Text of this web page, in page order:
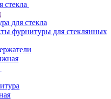
стекла
для стекла
фурнитуры для стеклянных